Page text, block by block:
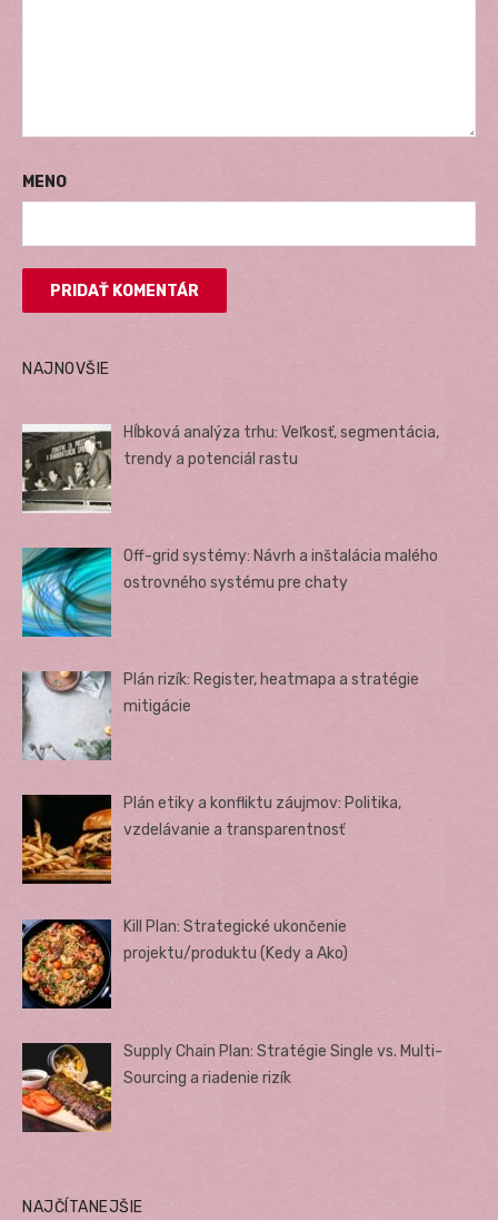
MENO
NAJNOVŠIE
Hĺbková analýza trhu: Veľkosť, segmentácia,
trendy a potenciál rastu
Off-grid systémy: Návrh a inštalácia malého
ostrovného systému pre chaty
Plán rizík: Register, heatmapa a stratégie
mitigácie
Plán etiky a konfliktu záujmov: Politika,
vzdelávanie a transparentnosť
Kill Plan: Strategické ukončenie
projektu/produktu (Kedy a Ako)
Supply Chain Plan: Stratégie Single vs. Multi-
Sourcing a riadenie rizík
NAJČÍTANEJŠIE